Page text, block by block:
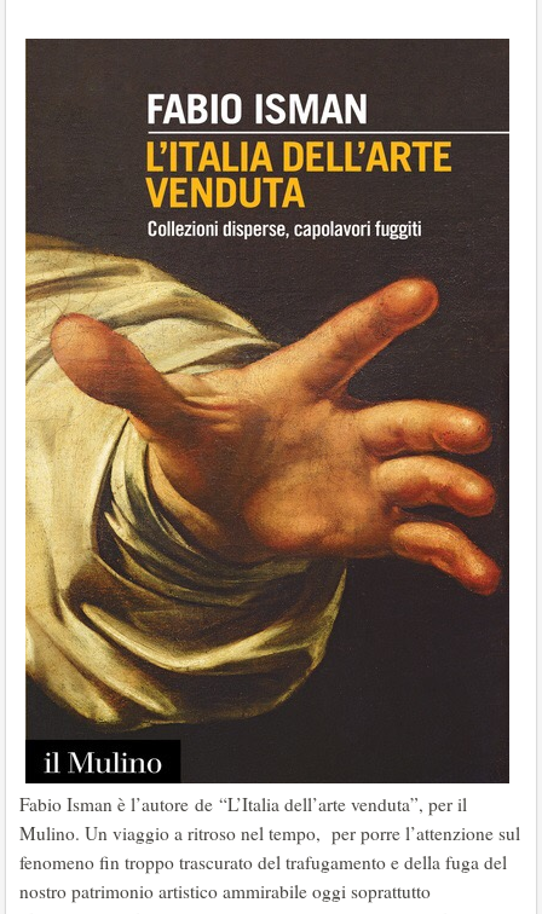
Fabio Isman è l’autore de “L’Italia dell’arte venduta”, per il
Mulino. Un viaggio a ritroso nel tempo, per porre l’attenzione sul
fenomeno fin troppo trascurato del trafugamento e della fuga del
nostro patrimonio artistico ammirabile oggi soprattutto